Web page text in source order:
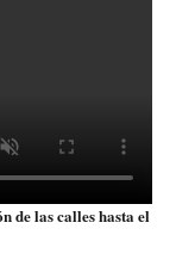
de las calles hasta el